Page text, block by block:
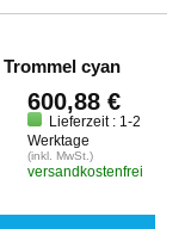
cyan
600,88 €
Lieferzeit : 1-2
Werktage
(inkl. MwSt.)
versandkostenfrei